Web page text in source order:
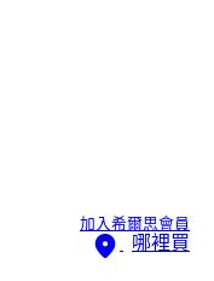
加入希爾思會員
哪裡買